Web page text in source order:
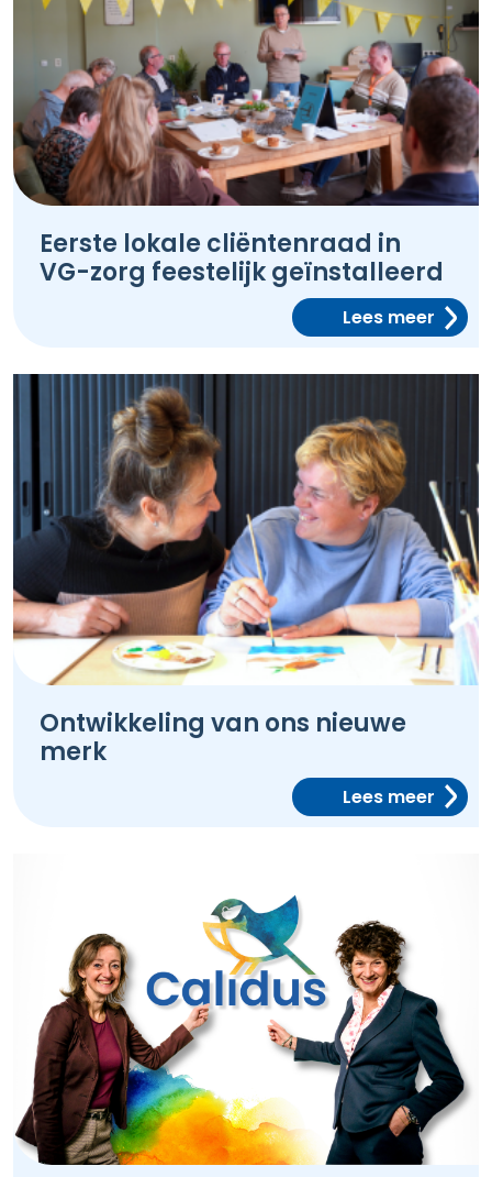
Eerste lokale cliëntenraad in
VG-zorg feestelijk geïnstalleerd
Lees meer
Ontwikkeling van ons nieuwe
merk
Lees meer